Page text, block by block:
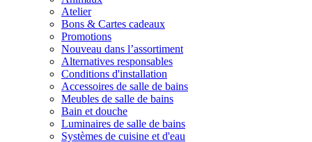
Atelier
Bons & Cartes cadeaux
Promotions
Nouveau dans l’assortiment
Alternatives responsables
Conditions d'installation
Accessoires de salle de bains
Meubles de salle de bains
Bain et douche
Luminaires de salle de bains
Systèmes de cuisine et d'eau